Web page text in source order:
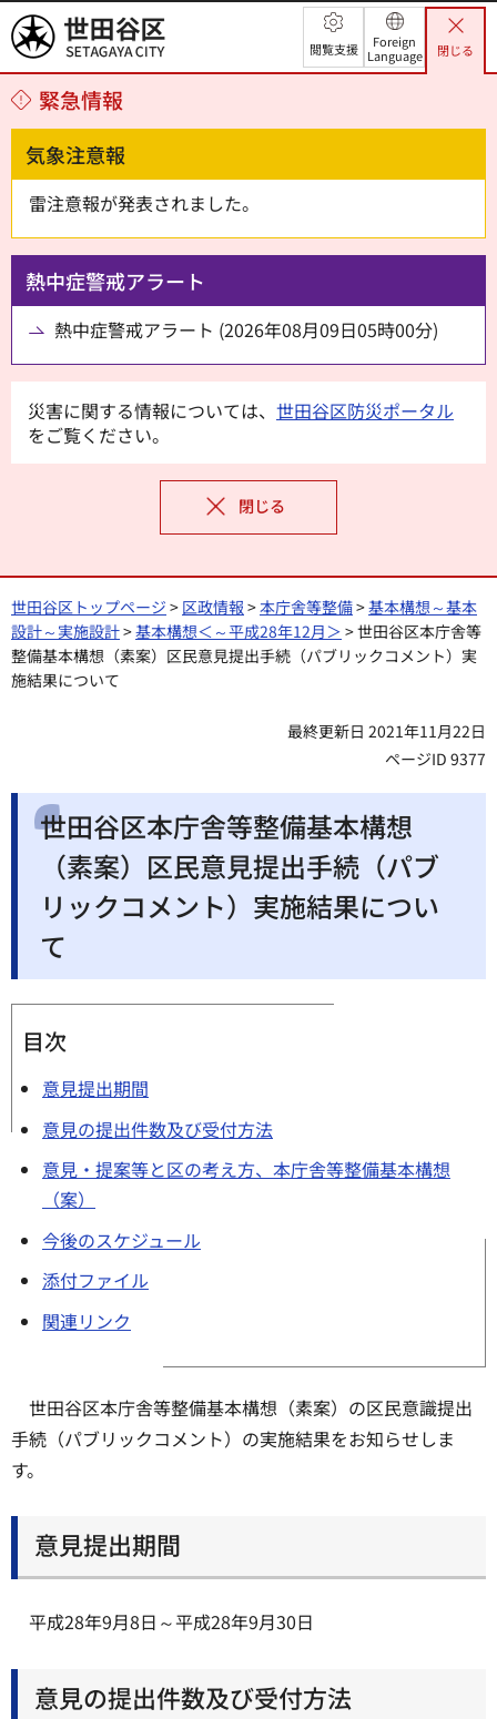
世田谷区 閲覧支援
Foreign
Language
閉じる
緊急情報
気象注意報
雷注意報が発表されました。
熱中症警戒アラート
熱中症警戒アラート (2026年08月09日05時00分)
災害に関する情報については、 世田谷区防災ポータル
をご覧ください。
閉じる
世田谷区トップページ > 区政情報 >本庁舎等整備>基本構想～基本
設計～実施設計>基本構想＜～平成28年12月＞ > 世田谷区本庁舎等
整備基本構想（素案）区民意見提出手続（パブリックコメント）実
施結果について
最終更新日 2021年11月22日
ページID 9377
世田谷区本庁舎等整備基本構想
（素案）区民意見提出手続（パブ
リックコメント）実施結果につい
て
目次
意見提出期間
意見の提出件数及び受付方法
意見・提案等と区の考え方、本庁舎等整備基本構想
（案）
今後のスケジュール
添付ファイル
関連リンク
世田谷区本庁舎等整備基本構想（素案）の区民意識提出
手続（パブリックコメント）の実施結果をお知らせしま
す。
意見提出期間
平成28年9月8日～平成28年9月30日
意見の提出件数及び受付方法